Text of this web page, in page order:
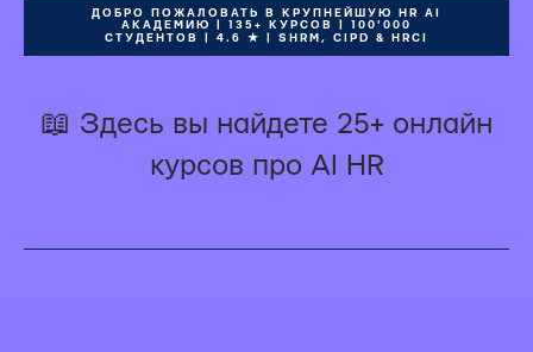
ДОБРО ПОЖАЛОВАТЬ В КРУПНЕЙШУЮ HR AI
АКАДЕМИЮ | 135+ КУРСОВ | 100'000
СТУДЕНТОВ | 4.6 ★ | SHRM, CIPD & HRCI
📖 Здесь вы найдете 25+ онлайн
курсов про AI HR